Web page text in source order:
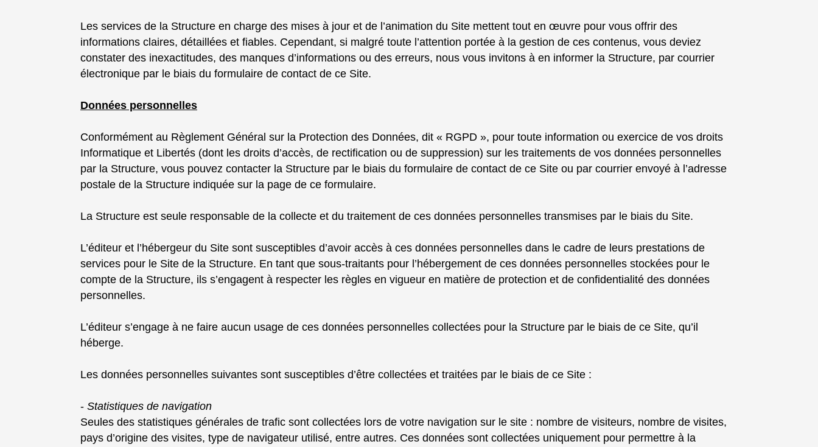
Les services de la Structure en charge des mises à jour et de l’animation du Site mettent tout en œuvre pour vous offrir des
informations claires, détaillées et fiables. Cependant, si malgré toute l’attention portée à la gestion de ces contenus, vous deviez
constater des inexactitudes, des manques d’informations ou des erreurs, nous vous invitons à en informer la Structure, par courrier
électronique par le biais du formulaire de contact de ce Site.
Données personnelles
Conformément au Règlement Général sur la Protection des Données, dit « RGPD », pour toute information ou exercice de vos droits
Informatique et Libertés (dont les droits d’accès, de rectification ou de suppression) sur les traitements de vos données personnelles
par la Structure, vous pouvez contacter la Structure par le biais du formulaire de contact de ce Site ou par courrier envoyé à l’adresse
postale de la Structure indiquée sur la page de ce formulaire.
La Structure est seule responsable de la collecte et du traitement de ces données personnelles transmises par le biais du Site.
L’éditeur et l’hébergeur du Site sont susceptibles d’avoir accès à ces données personnelles dans le cadre de leurs prestations de
services pour le Site de la Structure. En tant que sous-traitants pour l’hébergement de ces données personnelles stockées pour le
compte de la Structure, ils s’engagent à respecter les règles en vigueur en matière de protection et de confidentialité des données
personnelles.
L’éditeur s’engage à ne faire aucun usage de ces données personnelles collectées pour la Structure par le biais de ce Site, qu’il
héberge.
Les données personnelles suivantes sont susceptibles d’être collectées et traitées par le biais de ce Site :
- Statistiques de navigation
Seules des statistiques générales de trafic sont collectées lors de votre navigation sur le site : nombre de visiteurs, nombre de visites,
pays d’origine des visites, type de navigateur utilisé, entre autres. Ces données sont collectées uniquement pour permettre à la